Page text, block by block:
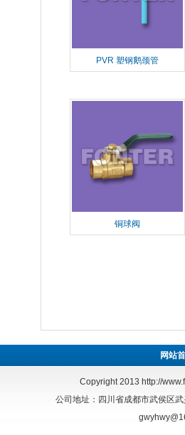
PVR 塑钢鹅颈管
铜球阀
网站
Copyright 2013 http://
公司地址：四川省成都市武侯区